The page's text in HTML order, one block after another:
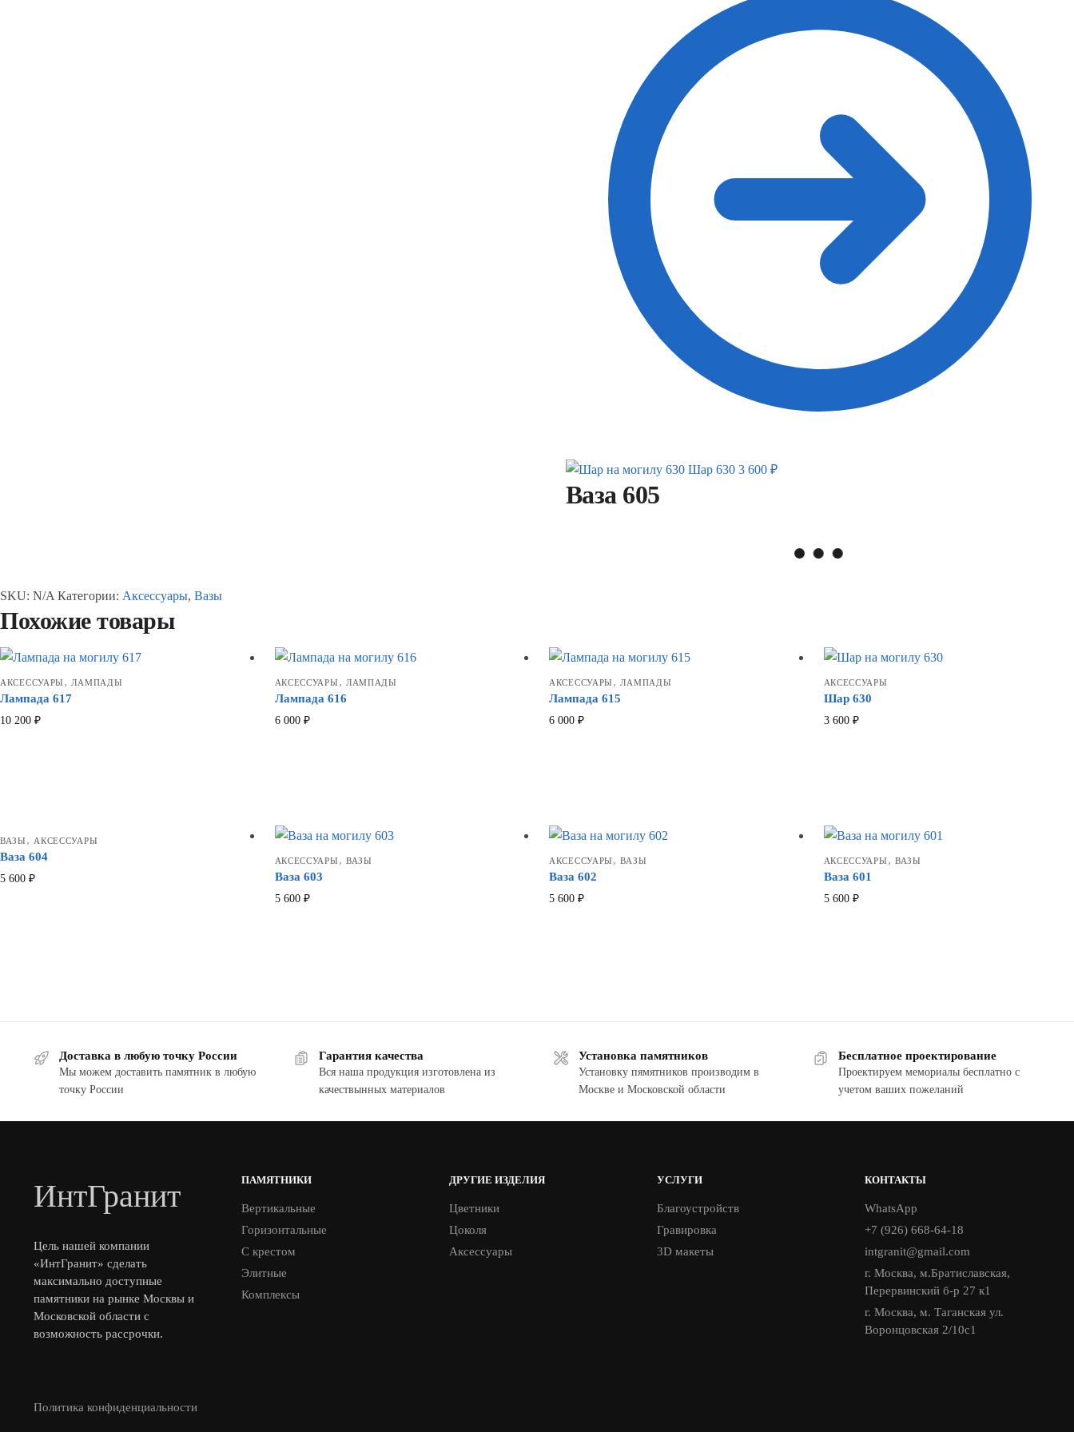
Шар 630 3 600 ₽
Ваза 605
SKU: N/A Категории: Аксессуары, Вазы
Похожие товары
АКСЕССУАРЫ ,ЛАМПАДЫ
Лампада 617
10 200 ₽
АКСЕССУАРЫ , ЛАМПАДЫ
Лампада 616
6 000 ₽
АКСЕССУАРЫ ,ЛАМПАДЫ
Лампада 615
6 000 ₽
АКСЕССУАРЫ
Шар 630
3 600 ₽
ВАЗЫ , АКСЕССУАРЫ
Ваза 604
5 600 ₽
АКСЕССУАРЫ , ВАЗЫ
Ваза 603
5 600 ₽
АКСЕССУАРЫ ,ВАЗЫ
Ваза 602
5 600 ₽
АКСЕССУАРЫ , ВАЗЫ
Ваза 601
5 600 ₽
Доставка в любую точку России
Мы можем доставить памятник в любую
точку России
Гарантия качества
Вся наша продукция изготовлена из
качествынных материалов
Установка памятников
Установку пямятников производим в
Москве и Московской области
Бесплатное проектирование
Проектируем мемориалы бесплатно с
учетом ваших пожеланий
ИнтГранит
Цель нашей компании
«ИнтГранит» сделать
максимально доступные
памятники на рынке Москвы и
Московской области с
возможность рассрочки.
ПАМЯТНИКИ
Вертикальные
Горизонтальные
С крестом
Элитные
Комплексы
ДРУГИЕ ИЗДЕЛИЯ
Цветники
Цоколя
Аксессуары
УСЛУГИ
Благоустройств
Гравировка
3D макеты
КОНТАКТЫ
WhatsApp
+7 (926) 668-64-18
intgranit@gmail.com
г. Москва, м.Братиславская,
Перервинский б-р 27 к1
г. Москва, м. Таганская ул.
Воронцовская 2/10с1
Политика конфиденциальности